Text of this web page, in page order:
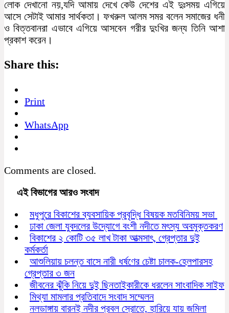
লোক দেখানো নয়,যদি আমায় দেখে কেউ দেশের এই দুঃসময় এগিয়ে
আসে সেটাই আমার সার্থকতা। ফখরুল আলম সমর বলেন সমাজের ধনী
ও বিত্তবানরা এভাবে এগিয়ে আসবেন গরীর দুংখির জন্য তিনি আশা
প্রকাশ করেন।
Share this:
Print
WhatsApp
Comments are closed.
এই বিভাগের আরও সংবাদ
মধুপুরে বিকাশের ব্যবসায়িক প্রবৃদ্ধি বিষয়ক মতবিনিময় সভা
ঢাকা জেলা যুবদলের উদ্যোগে বংশী নদীতে মৎস্য অবমুক্তকরণ
বিকাশের ২ কোটি ৩৫ লাখ টাকা আত্মসাৎ, গ্রেপ্তার দুই
কর্মকর্তা
আশুলিয়ায় চলন্ত বাসে নারী ধর্ষণের চেষ্টা চালক-হেলপারসহ
গ্রেপ্তার ৩ জন
জীবনের ঝুঁকি নিয়ে দুই ছিনতাইকারীকে ধরলেন সাংবাদিক সাইফ
মিথ্যা মামলার প্রতিবাদে সংবাদ সম্মেলন
নলডাঙ্গায় বারনই নদীর প্রবল স্রোতে, হারিয়ে যায় জমিলা